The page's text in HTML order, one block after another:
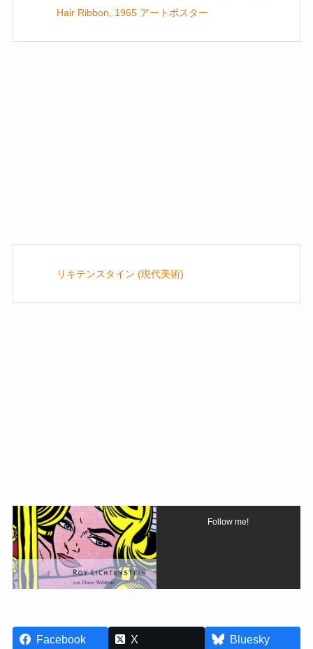
Hair Ribbon, 1965 アートポスター
リキテンスタイン (現代美術)
Follow me!
Facebook X Bluesky